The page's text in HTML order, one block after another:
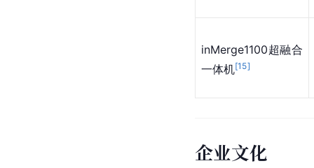
inMerge1100超融合
一体机[15]
企业文化